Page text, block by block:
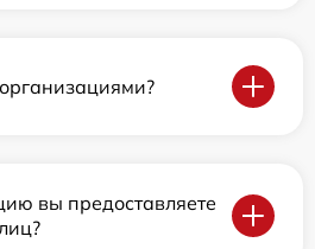
вы предоставляете